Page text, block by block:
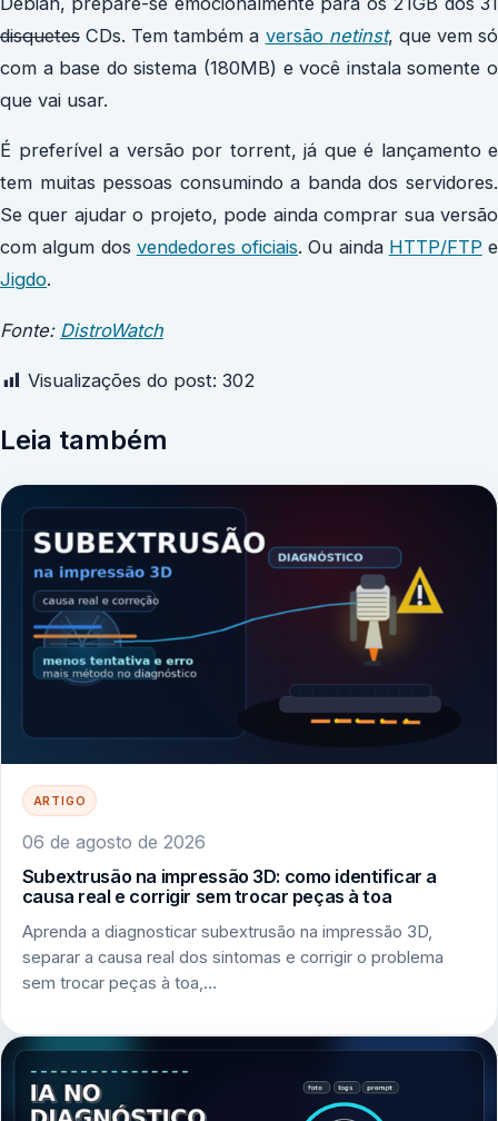
disquetes CDs. Tem também a versão netinst, que vem só
com a base do sistema (180MB) e você instala somente o
que vai usar.
É preferível a versão por torrent, já que é lançamento e
tem muitas pessoas consumindo a banda dos servidores.
Se quer ajudar o projeto, pode ainda comprar sua versão
com algum dos vendedores oficiais. Ou ainda HTTP/FTPe
Jigdo.
Fonte: DistroWatch
Visualizações do post: 302
Leia também
ARTIGO
06 de agosto de 2026
Subextrusão na impressão 3D: como identificar a
causa real e corrigir sem trocar peças à toa
Aprenda a diagnosticar subextrusão na impressão 3D,
separar a causa real dos sintomas e corrigir o problema
sem trocar peças à toa,…